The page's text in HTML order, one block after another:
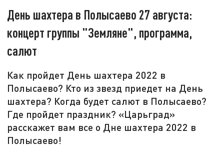
День шахтера в Полысаево 27 августа:
концерт группы "Земляне", программа,
салют
Как пройдет День шахтера 2022 в
Полысаево? Кто из звезд приедет на День
шахтера? Когда будет салют в Полысаево?
Где пройдет праздник? «Царьград»
расскажет вам все о Дне шахтера 2022 в
Полысаево!